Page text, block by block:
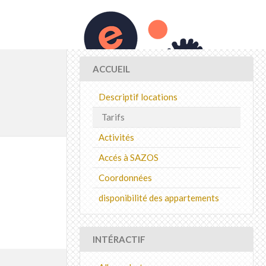
ACCUEIL
Descriptif locations
Tarifs
Activités
Accés à SAZOS
Coordonnées
disponibilité des appartements
INTÉRACTIF